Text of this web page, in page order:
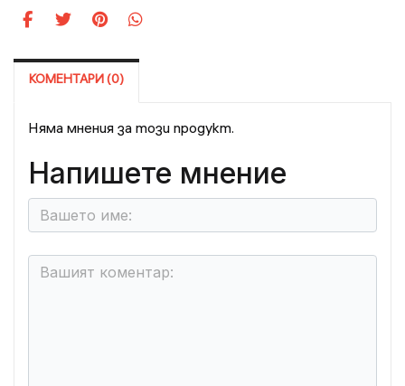
КОМЕНТАРИ (0)
Няма мнения за този продукт.
Напишете мнение